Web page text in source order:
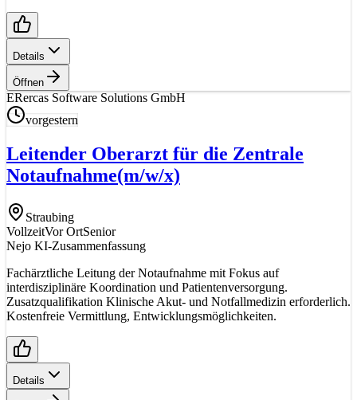
Details
Öffnen
ERercas Software Solutions GmbH
vorgestern
Leitender Oberarzt für die Zentrale
Notaufnahme(m/w/x)
Straubing
VollzeitVor OrtSenior
Nejo KI-Zusammenfassung
Fachärztliche Leitung der Notaufnahme mit Fokus auf
interdisziplinäre Koordination und Patientenversorgung.
Zusatzqualifikation Klinische Akut- und Notfallmedizin erforderlich.
Kostenfreie Vermittlung, Entwicklungsmöglichkeiten.
Details